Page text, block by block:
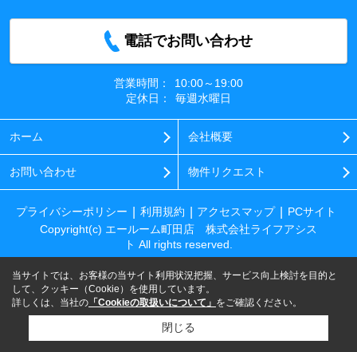
電話でお問い合わせ
営業時間：
10:00～19:00
定休日：
毎週水曜日
ホーム 会社概要
お問い合わせ 物件リクエスト
プライバシーポリシー 利用規約 アクセスマップ
PCサイト
Copyright(c) エールーム町田店 株式会社ライフアシス
ト All rights reserved.
当サイトでは、お客様の当サイト利用状況把握、サービス向上検討を目的と
して、クッキー（Cookie）を使用しています。
詳しくは、当社の 「Cookieの取扱いについて」 をご確認ください。
閉じる